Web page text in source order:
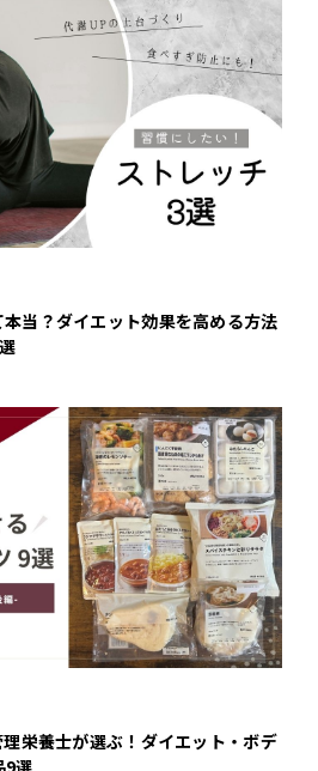
当？ダイエット効果を高める方法
理栄養士が選ぶ！ダイエット・ボデ
9選